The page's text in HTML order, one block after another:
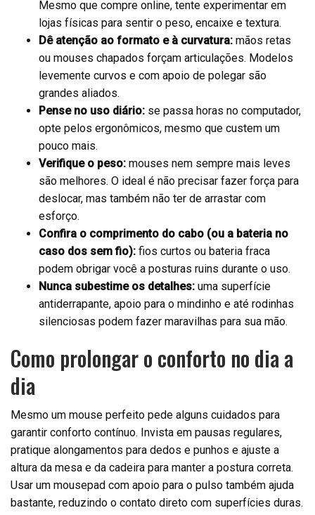
Mesmo que compre online, tente experimentar em
lojas físicas para sentir o peso, encaixe e textura.
Dê atenção ao formato e à curvatura: mãos retas
ou mouses chapados forçam articulações. Modelos
levemente curvos e com apoio de polegar são
grandes aliados.
Pense no uso diário: se passa horas no computador,
opte pelos ergonômicos, mesmo que custem um
pouco mais.
Verifique o peso: mouses nem sempre mais leves
são melhores. O ideal é não precisar fazer força para
deslocar, mas também não ter de arrastar com
esforço.
Confira o comprimento do cabo (ou a bateria no
caso dos sem fio): fios curtos ou bateria fraca
podem obrigar você a posturas ruins durante o uso.
Nunca subestime os detalhes: uma superfície
antiderrapante, apoio para o mindinho e até rodinhas
silenciosas podem fazer maravilhas para sua mão.
Como prolongar o conforto no dia a
dia
Mesmo um mouse perfeito pede alguns cuidados para
garantir conforto contínuo. Invista em pausas regulares,
pratique alongamentos para dedos e punhos e ajuste a
altura da mesa e da cadeira para manter a postura correta.
Usar um mousepad com apoio para o pulso também ajuda
bastante, reduzindo o contato direto com superfícies duras.